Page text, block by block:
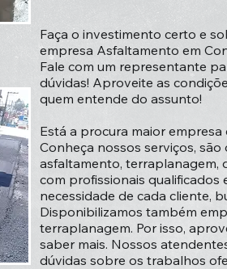
Faça o investimento certo e
empresa Asfaltamento em
Fale com um representante
dúvidas! Aproveite as
quem entende do assunto!
Está a procura maior
Conheça nossos serviços,
asfaltamento, terraplanagem,
com profissionais
necessidade de cada cliente,
Disponibilizamos também
terraplanagem. Por isso,
saber mais. Nossos
dúvidas sobre os trabalhos